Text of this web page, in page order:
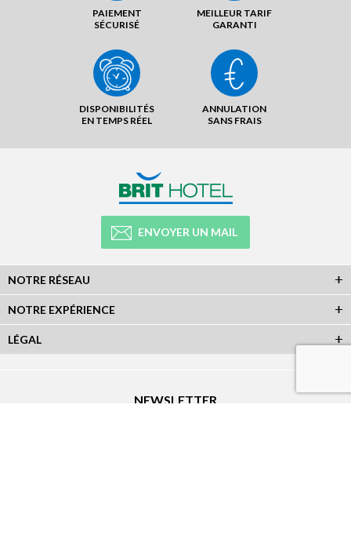
PAIEMENT
SÉCURISÉ
MEILLEUR TARIF
GARANTI
DISPONIBILITÉS
EN TEMPS RÉEL
ANNULATION
SANS FRAIS
ENVOYER UN MAIL
NOTRE RÉSEAU
NOTRE EXPÉRIENCE
LÉGAL
NEWSLETTER